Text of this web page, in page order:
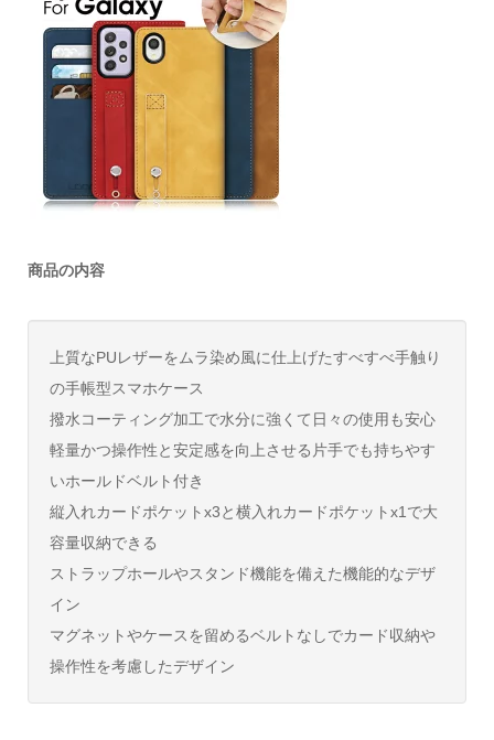
商品の内容
上質なPUレザーをムラ染め風に仕上げたすべすべ手触り
の手帳型スマホケース
撥水コーティング加工で水分に強くて日々の使用も安心
軽量かつ操作性と安定感を向上させる片手でも持ちやす
いホールドベルト付き
縦入れカードポケットx3と横入れカードポケットx1で大
容量収納できる
ストラップホールやスタンド機能を備えた機能的なデザ
イン
マグネットやケースを留めるベルトなしでカード収納や
操作性を考慮したデザイン